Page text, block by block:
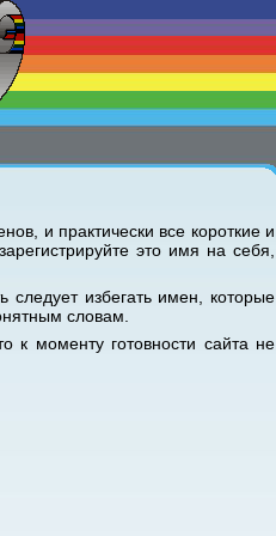
и практически все короткие и
это имя на себя,
избегать имен, которые
словам.
к моменту готовности сайта не